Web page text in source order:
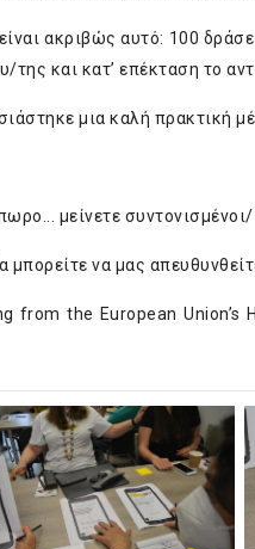
ακριβώς αυτό: 100
και κατ’ επέκταση το
μια καλή πρακτική
μείνετε συντονισμένοι/
μπορείτε να μας
from the European